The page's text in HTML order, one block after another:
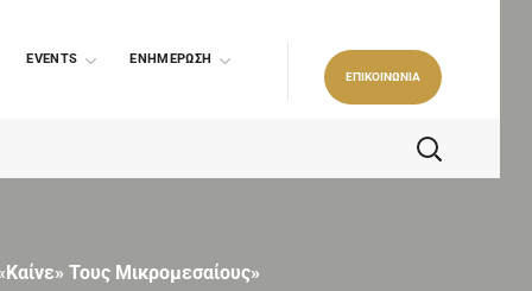
EVENTS ΕΝΗΜΕΡΩΣΗ
ΕΠΙΚΟΙΝΩΝΙΑ
Τους Μικρομεσαίους»